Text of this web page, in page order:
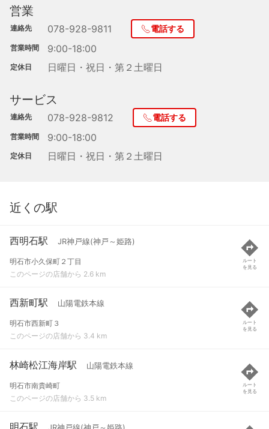
営業
連絡先 078-928-9811 電話する
営業時間 9:00-18:00
定休日 日曜日・祝日・第２土曜日
サービス
連絡先 078-928-9812 電話する
営業時間 9:00-18:00
定休日 日曜日・祝日・第２土曜日
近くの駅
西明石駅 JR神戸線(神戸～姫路)
明石市小久保町２丁目
このページの店舗から 2.6 km
ルート
を見る
西新町駅 山陽電鉄本線
明石市西新町３
このページの店舗から 3.4 km
ルート
を見る
林崎松江海岸駅 山陽電鉄本線
明石市南貴崎町
このページの店舗から 3.5 km
ルート
を見る